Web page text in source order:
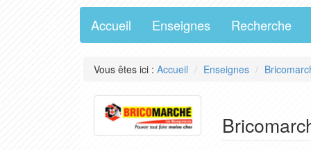
Accueil Enseignes Recherche
Vous êtes ici : Accueil Enseignes